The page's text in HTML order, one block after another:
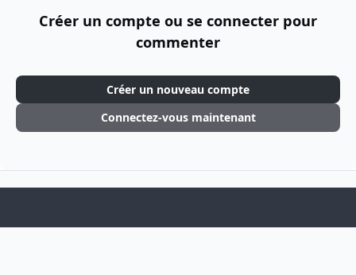
Créer un compte ou se connecter pour
commenter
Créer un nouveau compte
Connectez-vous maintenant